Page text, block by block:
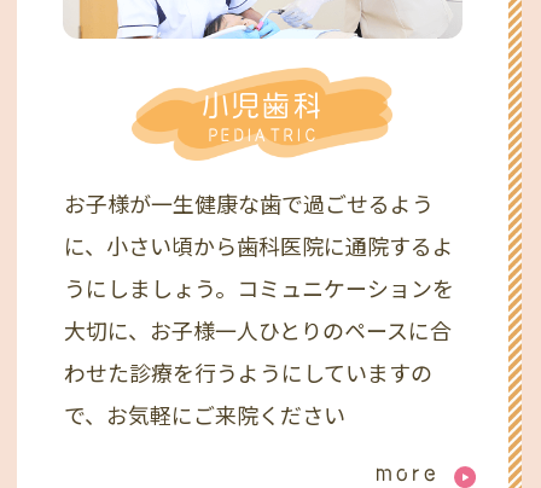
小児歯科
PEDIATRIC
お子様が一生健康な歯で過ごせるよう
に、小さい頃から歯科医院に通院するよ
うにしましょう。コミュニケーションを
大切に、お子様一人ひとりのペースに合
わせた診療を行うようにしていますの
で、お気軽にご来院ください
more